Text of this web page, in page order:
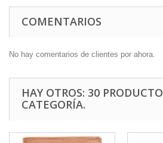
COMENTARIOS
No hay comentarios de clientes por ahora.
HAY OTROS: 30
CATEGORÍA.